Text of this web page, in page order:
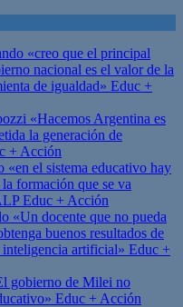
«creo que el principal
nacional es el valor de la
de igualdad» Educ +
«Hacemos Argentina es
la generación de
+ Acción
«en el sistema educativo hay
formación que se va
Educ + Acción
«Un docente que no pueda
buenos resultados de
inteligencia artificial» Educ +
gobierno de Milei no
Educ + Acción